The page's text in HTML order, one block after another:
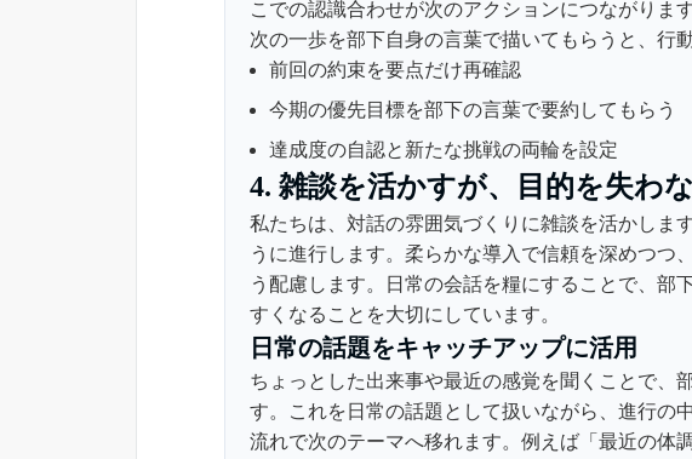
こでの認識合わせが次のアクションにつながりま
次の一歩を部下自身の言葉で描いてもらうと、行動
前回の約束を要点だけ再確認
今期の優先目標を部下の言葉で要約してもらう
達成度の自認と新たな挑戦の両輪を設定
4. 雑談を活かすが、目的を失わ
私たちは、対話の雰囲気づくりに雑談を活かしま
うに進行します。柔らかな導入で信頼を深めつつ
う配慮します。日常の会話を糧にすることで、部
すくなることを大切にしています。
日常の話題をキャッチアップに活用
ちょっとした出来事や最近の感覚を聞くことで、
す。これを日常の話題として扱いながら、進行の
流れで次のテーマへ移れます。例えば「最近の体